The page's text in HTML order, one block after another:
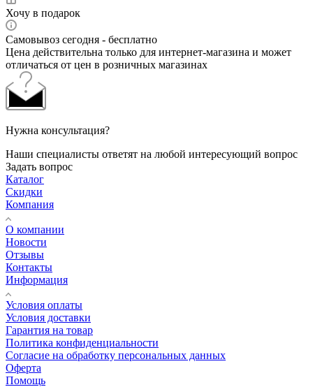
Хочу в подарок
Самовывоз сегодня - бесплатно
Цена действительна только для интернет-магазина и может
отличаться от цен в розничных магазинах
Нужна консультация?
Наши специалисты ответят на любой интересующий вопрос
Задать вопрос
Каталог
Скидки
Компания
О компании
Новости
Отзывы
Контакты
Информация
Условия оплаты
Условия доставки
Гарантия на товар
Политика конфиденциальности
Согласие на обработку персональных данных
Оферта
Помощь